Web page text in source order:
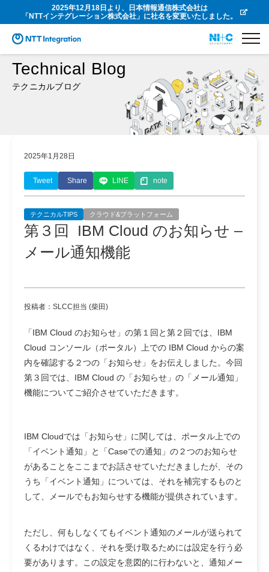
2025年12月18日より、日本情報通信株式会社は
「NTTインテグレーション株式会社」に社名を変更いたしました。
Technical Blog
テクニカルブログ
2025年1月28日
Tweet Share LINE note
テクニカルTIPS クラウド&プラットフォーム
第３回 IBM Cloud のお知らせ –
メール通知機能
投稿者：SLCC担当 (柴田)
「IBM Cloud のお知らせ」の第１回と第２回では、IBM
Cloud コンソール（ポータル）上での IBM Cloud からの案
内を確認する２つの「お知らせ」をお伝えしました。今回
第３回では、IBM Cloud の「お知らせ」の「メール通知」
機能についてご紹介させていただきます。
IBM Cloudでは「お知らせ」に関しては、ポータル上での
「イベント通知」と「Caseでの通知」の２つのお知らせ
があることをここまでお話させていただきましたが、その
うち「イベント通知」については、それを補完するものと
して、メールでもお知らせする機能が提供されています。
ただし、何もしなくてもイベント通知のメールが送られて
くるわけではなく、それを受け取るためには設定を行う必
要があります。この設定を意図的に行わないと、通知メー